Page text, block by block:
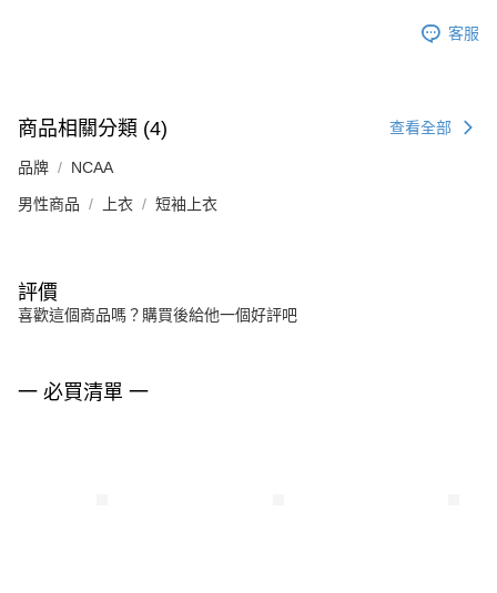
客服
商品相關分類 (4) 查看全部
品牌 NCAA
男性商品 上衣 短袖上衣
評價
喜歡這個商品嗎？購買後給他一個好評吧
一 必買清單 一